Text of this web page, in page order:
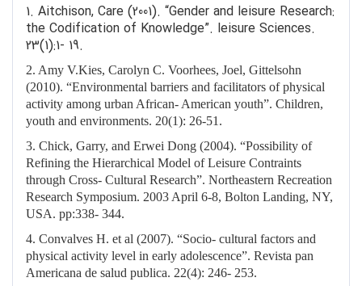
1. Aitchison, Care (2001). “Gender and leisure Research:
the Codification of Knowledge”. leisure Sciences.
23(1):1- 19.
2. Amy V.Kies, Carolyn C. Voorhees, Joel, Gittelsohn
(2010). “Environmental barriers and facilitators of physical
activity among urban African- American youth”. Children,
youth and environments. 20(1): 26-51.
3. Chick, Garry, and Erwei Dong (2004). “Possibility of
Refining the Hierarchical Model of Leisure Contraints
through Cross- Cultural Research”. Northeastern Recreation
Research Symposium. 2003 April 6-8, Bolton Landing, NY,
USA. pp:338- 344.
4. Convalves H. et al (2007). “Socio- cultural factors and
physical activity level in early adolescence”. Revista pan
Americana de salud publica. 22(4): 246- 253.